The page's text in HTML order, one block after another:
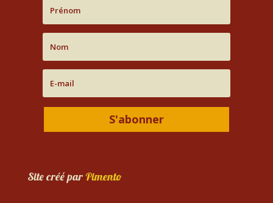
S'abonner
Site créé parPimento